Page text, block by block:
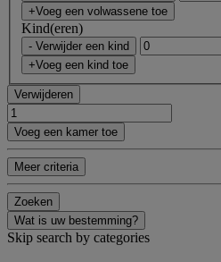
+Voeg een volwassene toe
Kind(eren)
- Verwijder een kind
+Voeg een kind toe
Verwijderen
Voeg een kamer toe
Meer criteria
Zoeken
Wat is uw bestemming?
Skip search by categories